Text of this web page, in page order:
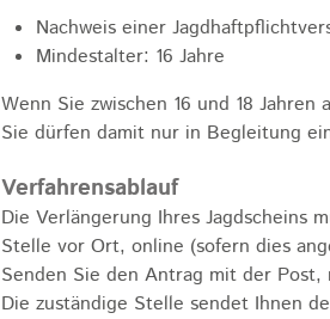
Nachweis einer
Mindestalter: 16 Jahre
Wenn Sie zwischen 16 und 18
Sie dürfen damit nur in Begleitung
Verfahrensablauf
Die Verlängerung Ihres Jagdscheins
Stelle vor Ort, online (sofern dies
Senden Sie den Antrag mit der
Die zuständige Stelle sendet Ihnen